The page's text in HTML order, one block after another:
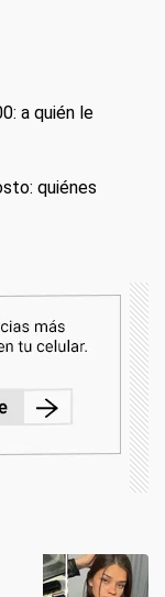
a quién le
quiénes